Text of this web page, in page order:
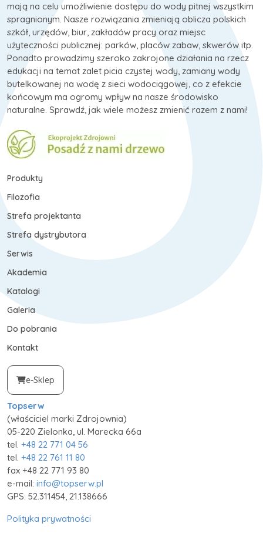
mają na celu umożliwienie dostępu do wody pitnej wszystkim
spragnionym. Nasze rozwiązania zmieniają oblicza polskich
szkół, urzędów, biur, zakładów pracy oraz miejsc
użyteczności publicznej: parków, placów zabaw, skwerów itp.
Ponadto prowadzimy szeroko zakrojone działania na rzecz
edukacji na temat zalet picia czystej wody, zamiany wody
butelkowanej na wodę z sieci wodociągowej, co z efekcie
końcowym ma ogromy wpływ na nasze środowisko
naturalne. Sprawdź, jak wiele możesz zmienić razem z nami!
Produkty
Filozofia
Strefa projektanta
Strefa dystrybutora
Serwis
Akademia
Katalogi
Galeria
Do pobrania
Kontakt
e-Sklep
Topserw
(właściciel marki Zdrojownia)
05-220 Zielonka, ul. Marecka 66a
tel. +48 22 771 04 56
tel. +48 22 761 11 80
fax +48 22 771 93 80
e-mail: info@topserw.pl
GPS: 52.311454, 21.138666
Polityka prywatności